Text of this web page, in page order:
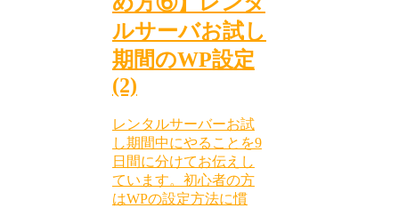
ルサーバお試し
期間のWP設定
(2)
レンタルサーバーお試
し期間中にやることを9
日間に分けてお伝えし
ています。初心者の方
はWPの設定方法に慣